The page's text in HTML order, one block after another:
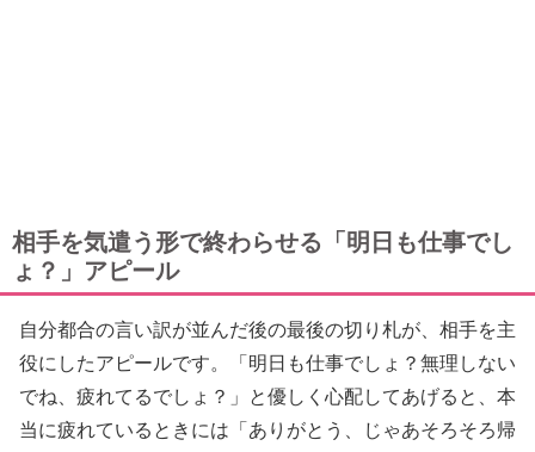
相手を気遣う形で終わらせる「明日も仕事でし
ょ？」アピール
自分都合の言い訳が並んだ後の最後の切り札が、相手を主
役にしたアピールです。「明日も仕事でしょ？無理しない
でね、疲れてるでしょ？」と優しく心配してあげると、本
当に疲れているときには「ありがとう、じゃあそろそろ帰